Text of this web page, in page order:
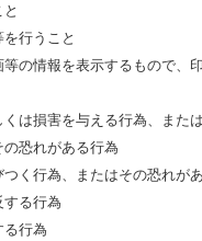
行うこと
等の情報を表示するもので、
は損害を与える行為、また
恐れがある行為
く行為、またはその恐れが
する行為
る行為